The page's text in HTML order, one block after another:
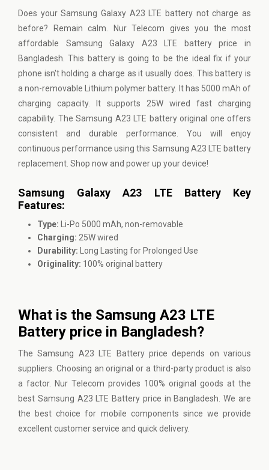
Does your Samsung Galaxy A23 LTE battery not charge as
before? Remain calm. Nur Telecom gives you the most
affordable Samsung Galaxy A23 LTE battery price in
Bangladesh. This battery is going to be the ideal fix if your
phone isn't holding a charge as it usually does. This battery is
a non-removable Lithium polymer battery. It has 5000 mAh of
charging capacity. It supports 25W wired fast charging
capability. The Samsung A23 LTE battery original one offers
consistent and durable performance. You will enjoy
continuous performance using this Samsung A23 LTE battery
replacement. Shop now and power up your device!
Samsung Galaxy A23 LTE Battery Key
Features:
Type: Li-Po 5000 mAh, non-removable
Charging: 25W wired
Durability: Long Lasting for Prolonged Use
Originality: 100% original battery
What is the Samsung A23 LTE
Battery price in Bangladesh?
The Samsung A23 LTE Battery price depends on various
suppliers. Choosing an original or a third-party product is also
a factor. Nur Telecom provides 100% original goods at the
best Samsung A23 LTE Battery price in Bangladesh. We are
the best choice for mobile components since we provide
excellent customer service and quick delivery.